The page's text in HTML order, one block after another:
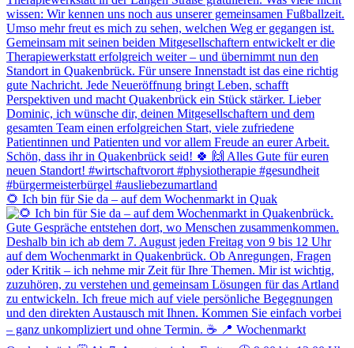
🌻 Ich bin für Sie da – auf dem Wochenmarkt in Quak